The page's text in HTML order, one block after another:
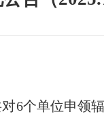
个单位申领